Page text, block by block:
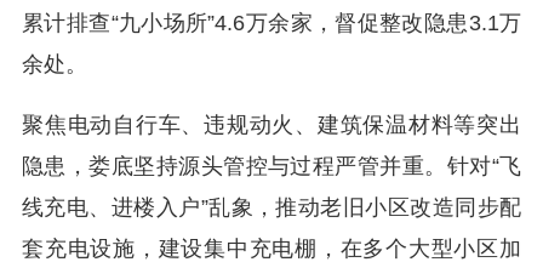
累计排查“九小场所”4.6万余家，督促整改隐患3.1万
余处。
聚焦电动自行车、违规动火、建筑保温材料等突出
隐患，娄底坚持源头管控与过程严管并重。针对“飞
线充电、进楼入户”乱象，推动老旧小区改造同步配
套充电设施，建设集中充电棚，在多个大型小区加